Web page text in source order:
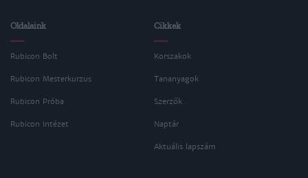
Oldalaink
Rubicon Bolt
Rubicon Mesterkurzus
Rubicon Próba
Rubicon Intézet
Cikkek
Korszakok
Tananyagok
Szerzők
Naptár
Aktuális lapszám